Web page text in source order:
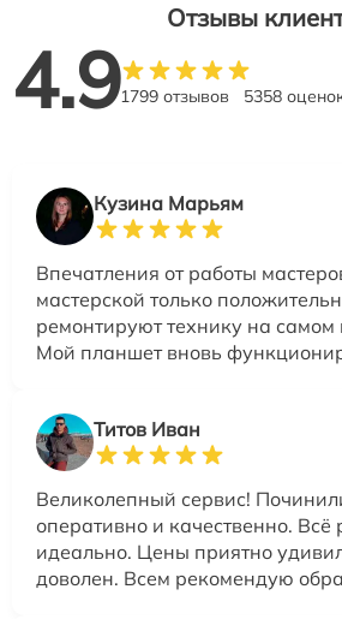
Отзывы
4.91799 отзывов 5358
Кузина Марьям
Впечатления от работы
мастерской только
ремонтируют технику на самом
Мой планшет вновь
Титов Иван
Великолепный сервис!
оперативно и качественно. Всё
идеально. Цены приятно
доволен. Всем рекомендую